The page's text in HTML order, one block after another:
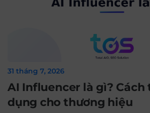
31 tháng 7, 2026
AI Influencer là gì? Cách
dụng cho thương hiệu